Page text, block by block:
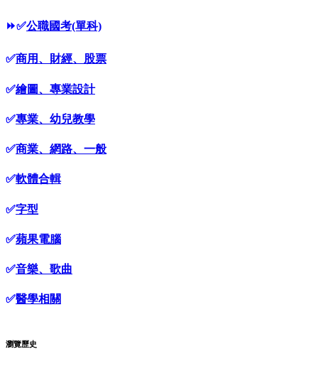
⏩✅公職國考(單科)
✅商用、財經、股票
✅繪圖、專業設計
✅專業、幼兒教學
✅商業、網路、一般
✅軟體合輯
✅字型
✅蘋果電腦
✅音樂、歌曲
✅醫學相關
瀏覽歷史